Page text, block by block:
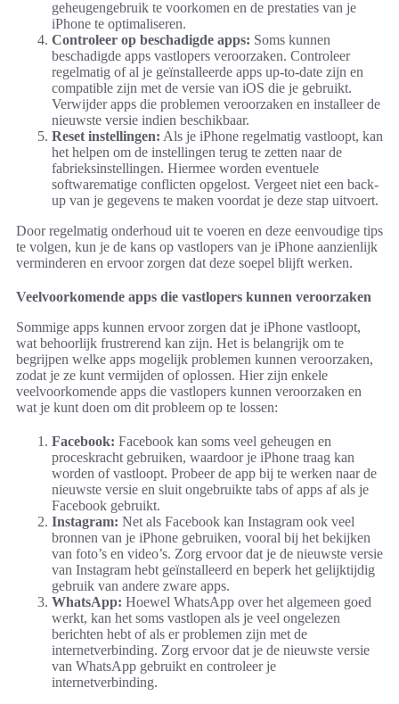
geheugengebruik te voorkomen en de prestaties van je
iPhone te optimaliseren.
Controleer op beschadigde apps: Soms kunnen
beschadigde apps vastlopers veroorzaken. Controleer
regelmatig of al je geïnstalleerde apps up-to-date zijn en
compatible zijn met de versie van iOS die je gebruikt.
Verwijder apps die problemen veroorzaken en installeer de
nieuwste versie indien beschikbaar.
Reset instellingen: Als je iPhone regelmatig vastloopt, kan
het helpen om de instellingen terug te zetten naar de
fabrieksinstellingen. Hiermee worden eventuele
softwarematige conflicten opgelost. Vergeet niet een back-
up van je gegevens te maken voordat je deze stap uitvoert.
Door regelmatig onderhoud uit te voeren en deze eenvoudige tips
te volgen, kun je de kans op vastlopers van je iPhone aanzienlijk
verminderen en ervoor zorgen dat deze soepel blijft werken.
Veelvoorkomende apps die vastlopers kunnen veroorzaken
Sommige apps kunnen ervoor zorgen dat je iPhone vastloopt,
wat behoorlijk frustrerend kan zijn. Het is belangrijk om te
begrijpen welke apps mogelijk problemen kunnen veroorzaken,
zodat je ze kunt vermijden of oplossen. Hier zijn enkele
veelvoorkomende apps die vastlopers kunnen veroorzaken en
wat je kunt doen om dit probleem op te lossen:
Facebook: Facebook kan soms veel geheugen en
proceskracht gebruiken, waardoor je iPhone traag kan
worden of vastloopt. Probeer de app bij te werken naar de
nieuwste versie en sluit ongebruikte tabs of apps af als je
Facebook gebruikt.
Instagram: Net als Facebook kan Instagram ook veel
bronnen van je iPhone gebruiken, vooral bij het bekijken
van foto’s en video’s. Zorg ervoor dat je de nieuwste versie
van Instagram hebt geïnstalleerd en beperk het gelijktijdig
gebruik van andere zware apps.
WhatsApp: Hoewel WhatsApp over het algemeen goed
werkt, kan het soms vastlopen als je veel ongelezen
berichten hebt of als er problemen zijn met de
internetverbinding. Zorg ervoor dat je de nieuwste versie
van WhatsApp gebruikt en controleer je
internetverbinding.